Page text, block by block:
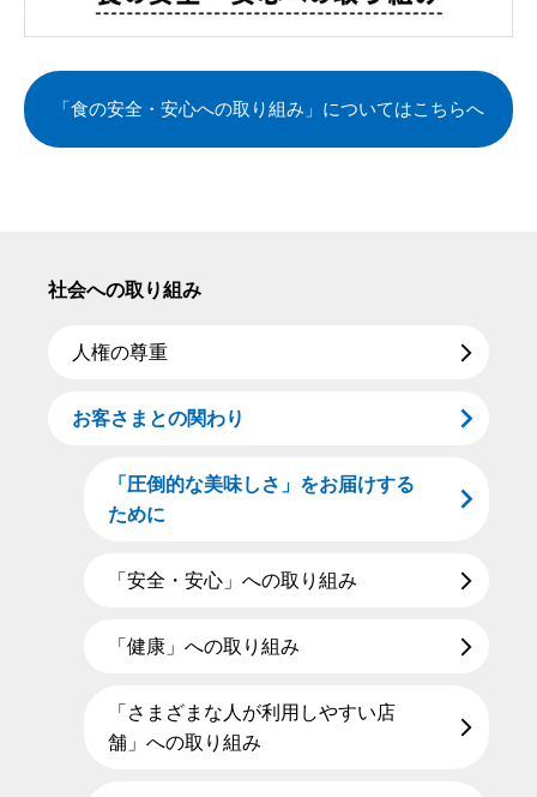
「食の安全・安心への取り組み」についてはこちらへ
社会への取り組み
人権の尊重
お客さまとの関わり
「圧倒的な美味しさ」をお届けする
ために
「安全・安心」への取り組み
「健康」への取り組み
「さまざまな人が利用しやすい店
舗」への取り組み